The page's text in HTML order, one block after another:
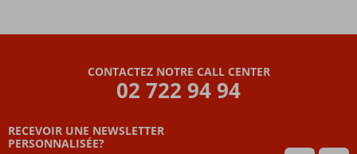
possible
CONTACTEZ NOTRE CALL CENTER
02 722 94 94
RECEVOIR UNE NEWSLETTER
PERSONNALISÉE?